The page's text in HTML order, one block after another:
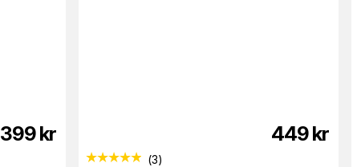
399kr 449kr
(3)